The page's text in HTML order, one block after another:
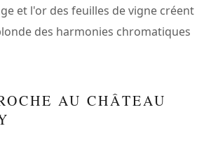
et l'or des feuilles de vigne créent
des harmonies chromatiques
AU CHÂTEAU